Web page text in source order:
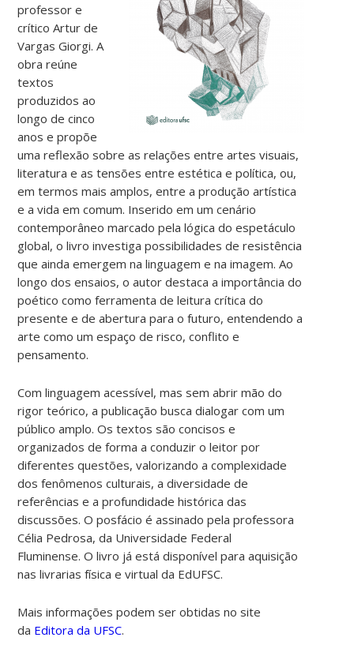
professor e
crítico Artur de
Vargas Giorgi. A
obra reúne
textos
produzidos ao
longo de cinco
anos e propõe
uma reflexão sobre as relações entre artes visuais,
literatura e as tensões entre estética e política, ou,
em termos mais amplos, entre a produção artística
e a vida em comum. Inserido em um cenário
contemporâneo marcado pela lógica do espetáculo
global, o livro investiga possibilidades de resistência
que ainda emergem na linguagem e na imagem. Ao
longo dos ensaios, o autor destaca a importância do
poético como ferramenta de leitura crítica do
presente e de abertura para o futuro, entendendo a
arte como um espaço de risco, conflito e
pensamento.
Com linguagem acessível, mas sem abrir mão do
rigor teórico, a publicação busca dialogar com um
público amplo. Os textos são concisos e
organizados de forma a conduzir o leitor por
diferentes questões, valorizando a complexidade
dos fenômenos culturais, a diversidade de
referências e a profundidade histórica das
discussões. O posfácio é assinado pela professora
Célia Pedrosa, da Universidade Federal
Fluminense.O livro já está disponível para aquisição
nas livrarias física e virtual da EdUFSC.
Mais informações podem ser obtidas no site
da Editora da UFSC.